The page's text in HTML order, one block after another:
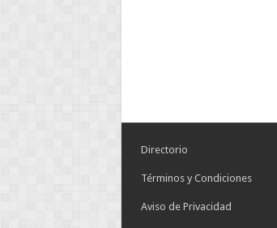
Directorio
Términos y Condiciones
Aviso de Privacidad